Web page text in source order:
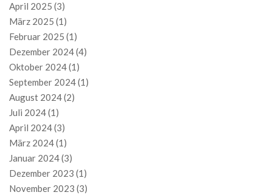
April 2025 (3)
März 2025 (1)
Februar 2025 (1)
Dezember 2024(4)
Oktober 2024(1)
September 2024(1)
August 2024(2)
Juli 2024(1)
April 2024(3)
März 2024(1)
Januar 2024(3)
Dezember 2023 (1)
November 2023 (3)